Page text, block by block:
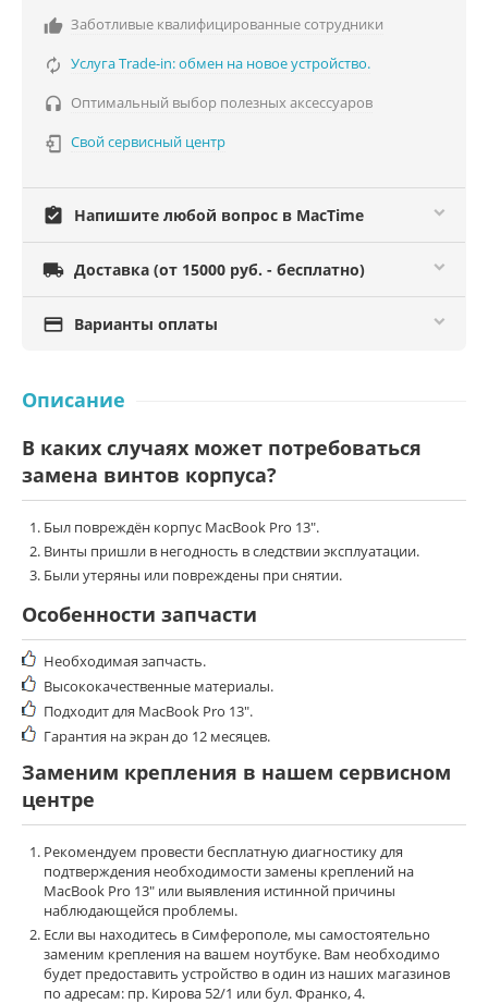
 Заботливые квалифицированные сотрудники
 Услуга Trade-in: обмен на новое устройство.
 Оптимальный выбор полезных аксессуаров
 Свой сервисный центр
assignment_turned_in Напишите любой вопрос в MacTime
 Доставка (от 15000 руб. - бесплатно)
 Варианты оплаты
Описание
В каких случаях может потребоваться
замена винтов корпуса?
Был повреждён корпус MacBook Pro 13".
Винты пришли в негодность в следствии эксплуатации.
Были утеряны или повреждены при снятии.
Особенности запчасти
Необходимая запчасть.
Высококачественные материалы.
Подходит для MacBook Pro 13".
Гарантия на экран до 12 месяцев.
Заменим крепления в нашем сервисном
центре
Рекомендуем провести бесплатную диагностику для
подтверждения необходимости замены креплений на
MacBook Pro 13" или выявления истинной причины
наблюдающейся проблемы.
Если вы находитесь в Симферополе, мы самостоятельно
заменим крепления на вашем ноутбуке. Вам необходимо
будет предоставить устройство в один из наших магазинов
по адресам: пр. Кирова 52/1 или бул. Франко, 4.